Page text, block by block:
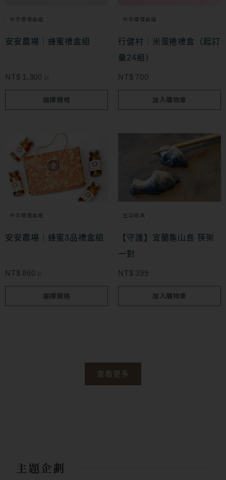
伴手禮禮盒組
安安農場｜蜂蜜禮盒組
NT$ 1,300
選擇規格
款
可
在
面
選
擇
項
伴手禮禮盒組
行健村｜米蛋捲禮盒（起訂
量24組）
NT$ 700
加入購物車
伴手禮禮盒組
安安農場｜蜂蜜3品禮盒組
NT$ 860
選擇規格
產
品
有
款
可
在
生活道具
【守護】宜蘭龜山島 筷架
一對
NT$ 399
加入購物車
查看更多
主題企劃